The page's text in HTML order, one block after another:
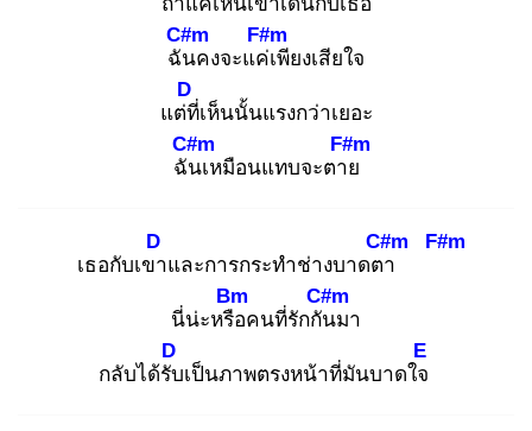
ฉัน
C#m
คงจะแค่เ
F#m
พียงเสียใจ
แต่ที่
D
เห็นนั้นแรงกว่าเยอะ
ฉัน
C#m
เหมือนแทบจะตาย
F#m
เธอกับเขา
D
และการกระทำช่างบาดตา
C#m F#m
นี่น่ะหรือ
Bm
คนที่รักกัน
C#m
มา
กลับได้รับ
D
เป็นภาพตรงหน้าที่มันบาดใจ
E